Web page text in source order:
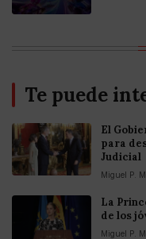
Te puede
El
para
Judicial
Miguel P.
La
de los
Miguel P.